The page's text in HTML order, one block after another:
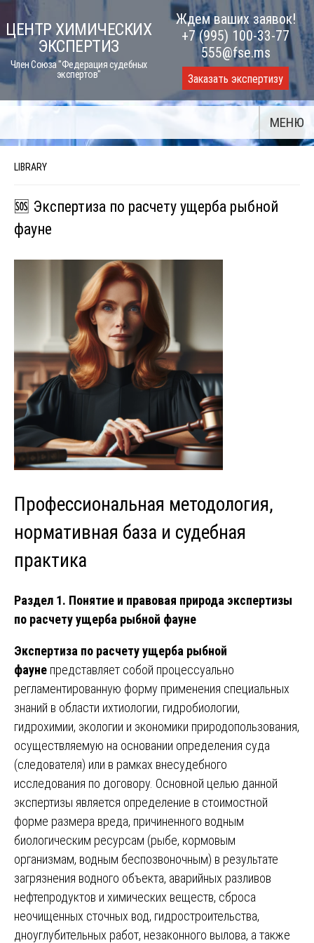
Skip
to
content
ЦЕНТР ХИМИЧЕСКИХ
ЭКСПЕРТИЗ
Член Союза "Федерация судебных
экспертов"
Ждем ваших заявок!
+7 (995) 100-33-77
555@fse.ms
Заказать экспертизу
МЕНЮ
LIBRARY
🆘 Экспертиза по расчету ущерба рыбной
фауне
Профессиональная методология,
нормативная база и судебная
практика
Раздел 1. Понятие и правовая природа экспертизы
по расчету ущерба рыбной фауне
Экспертиза по расчету ущерба рыбной
фауне представляет собой процессуально
регламентированную форму применения специальных
знаний в области ихтиологии, гидробиологии,
гидрохимии, экологии и экономики природопользования,
осуществляемую на основании определения суда
(следователя) или в рамках внесудебного
исследования по договору. Основной целью данной
экспертизы является определение в стоимостной
форме размера вреда, причиненного водным
биологическим ресурсам (рыбе, кормовым
организмам, водным беспозвоночным) в результате
загрязнения водного объекта, аварийных разливов
нефтепродуктов и химических веществ, сброса
неочищенных сточных вод, гидростроительства,
дноуглубительных работ, незаконного вылова, а также